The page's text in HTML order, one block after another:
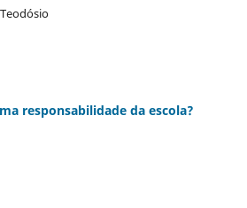
responsabilidade da escola?